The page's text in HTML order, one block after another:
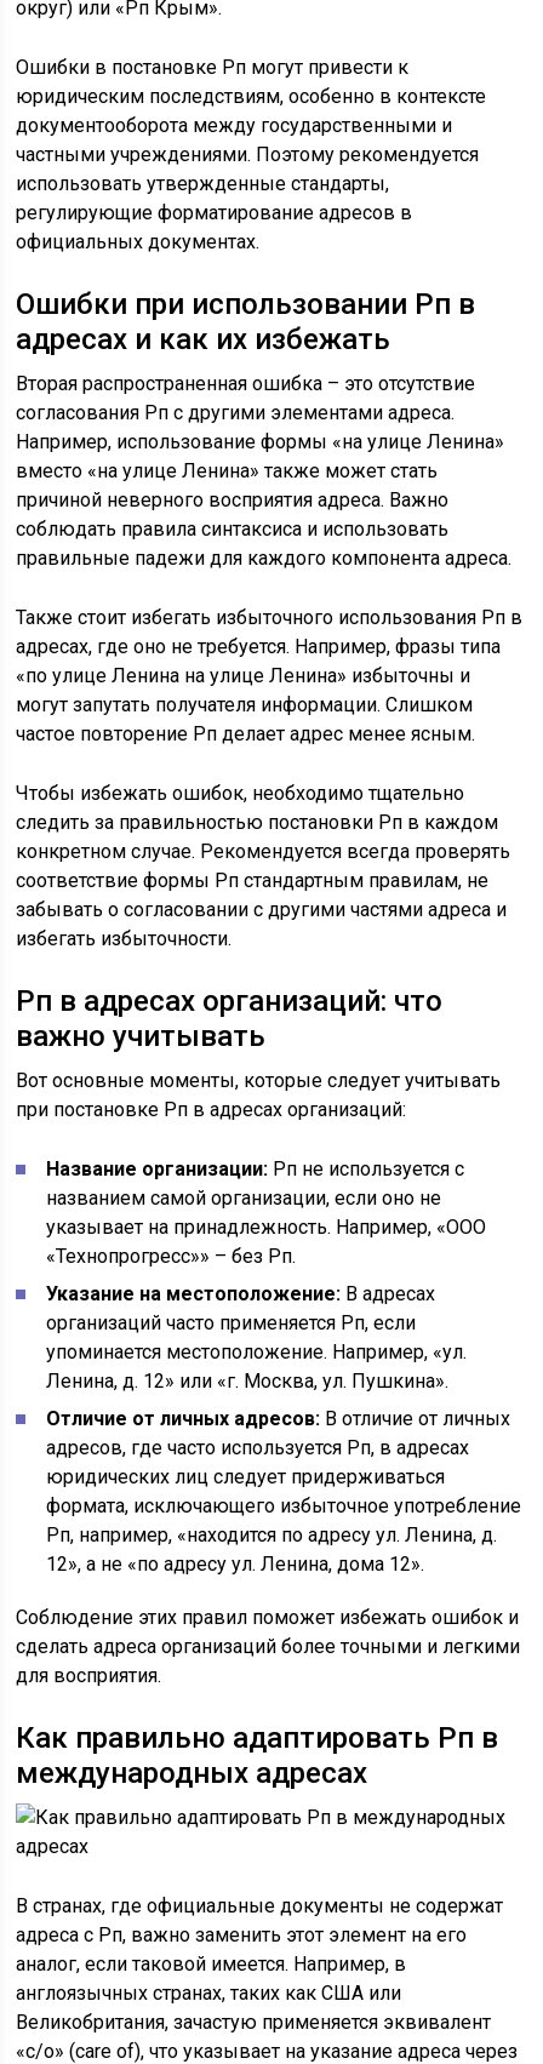
округ) или «Рп Крым».
Ошибки в постановке Рп могут привести к
юридическим последствиям, особенно в контексте
документооборота между государственными и
частными учреждениями. Поэтому рекомендуется
использовать утвержденные стандарты,
регулирующие форматирование адресов в
официальных документах.
Ошибки при использовании Рп в
адресах и как их избежать
Вторая распространенная ошибка – это отсутствие
согласования Рп с другими элементами адреса.
Например, использование формы «на улице Ленина»
вместо «на улице Ленина» также может стать
причиной неверного восприятия адреса. Важно
соблюдать правила синтаксиса и использовать
правильные падежи для каждого компонента адреса.
Также стоит избегать избыточного использования Рп в
адресах, где оно не требуется. Например, фразы типа
«по улице Ленина на улице Ленина» избыточны и
могут запутать получателя информации. Слишком
частое повторение Рп делает адрес менее ясным.
Чтобы избежать ошибок, необходимо тщательно
следить за правильностью постановки Рп в каждом
конкретном случае. Рекомендуется всегда проверять
соответствие формы Рп стандартным правилам, не
забывать о согласовании с другими частями адреса и
избегать избыточности.
Рп в адресах организаций: что
важно учитывать
Вот основные моменты, которые следует учитывать
при постановке Рп в адресах организаций:
Название организации: Рп не используется с
названием самой организации, если оно не
указывает на принадлежность. Например, «ООО
«Технопрогресс»» – без Рп.
Указание на местоположение: В адресах
организаций часто применяется Рп, если
упоминается местоположение. Например, «ул.
Ленина, д. 12» или «г. Москва, ул. Пушкина».
Отличие от личных адресов: В отличие от личных
адресов, где часто используется Рп, в адресах
юридических лиц следует придерживаться
формата, исключающего избыточное употребление
Рп, например, «находится по адресу ул. Ленина, д.
12», а не «по адресу ул. Ленина, дома 12».
Соблюдение этих правил поможет избежать ошибок и
сделать адреса организаций более точными и легкими
для восприятия.
Как правильно адаптировать Рп в
международных адресах
В странах, где официальные документы не содержат
адреса с Рп, важно заменить этот элемент на его
аналог, если таковой имеется. Например, в
англоязычных странах, таких как США или
Великобритания, зачастую применяется эквивалент
«c/o» (care of), что указывает на указание адреса через